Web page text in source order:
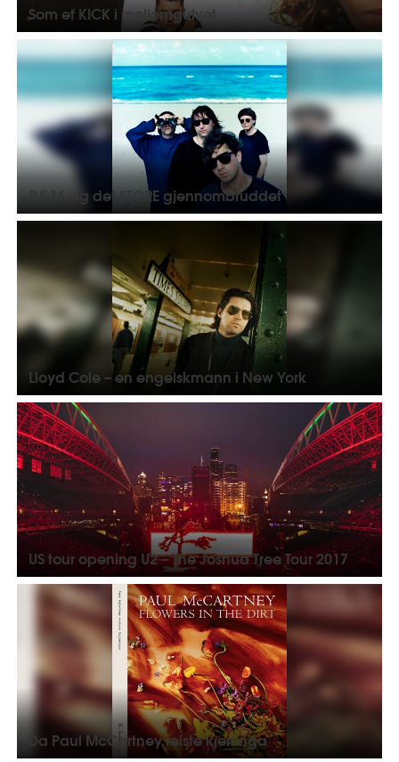
Som et KICK i mellomgulvet
R.E.M. og det STORE gjennombruddet
Lloyd Cole – en engelskmann i New York
US tour opening U2 – The Joshua Tree Tour 2017
Da Paul McCartney reiste kjerringa